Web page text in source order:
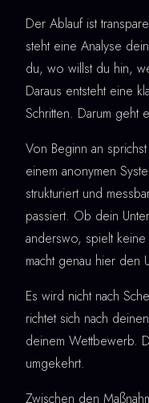
Der Ablauf ist
steht eine Analyse
du, wo willst du hin,
Daraus entsteht eine
Schritten. Darum
Von Beginn an
einem anonymen
strukturiert und
passiert. Ob dein
anderswo, spielt
macht genau hier den
Es wird nicht nach
richtet sich nach
deinem Wettbewerb.
umgekehrt.
Zwischen den